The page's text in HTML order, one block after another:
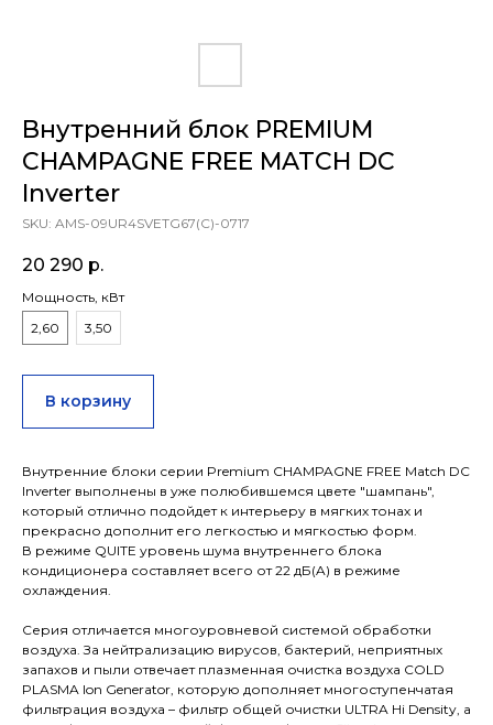
Внутренний блок PREMIUM
CHAMPAGNE FREE MATCH DC
Inverter
SKU: AMS-09UR4SVETG67(C)-0717
20 290 р.
Мощность, кВт
2,60
3,50
В корзину
Внутренние блоки серии Premium CHAMPAGNE FREE Match DC
Inverter выполнены в уже полюбившемся цвете "шампань",
который отлично подойдет к интерьеру в мягких тонах и
прекрасно дополнит его легкостью и мягкостью форм.
В режиме QUITE уровень шума внутреннего блока
кондиционера составляет всего от 22 дБ(A) в режиме
охлаждения.
Серия отличается многоуровневой системой обработки
воздуха. За нейтрализацию вирусов, бактерий, неприятных
запахов и пыли отвечает плазменная очистка воздуха COLD
PLASMA Ion Generator, которую дополняет многоступенчатая
фильтрация воздуха – фильтр общей очистки ULTRA Hi Density, а